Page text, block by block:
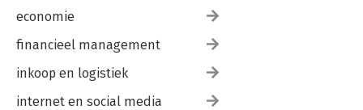
economie
financieel management
inkoop en logistiek
internet en social media